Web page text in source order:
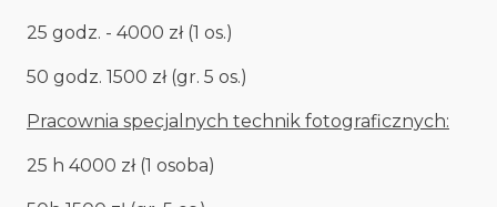
25 godz. - 4000 zł (1 os.)
50 godz. 1500 zł (gr. 5 os.)
Pracownia specjalnych technik fotograficznych:
25 h 4000 zł (1 osoba)